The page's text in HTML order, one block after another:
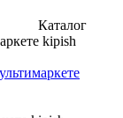
Каталог